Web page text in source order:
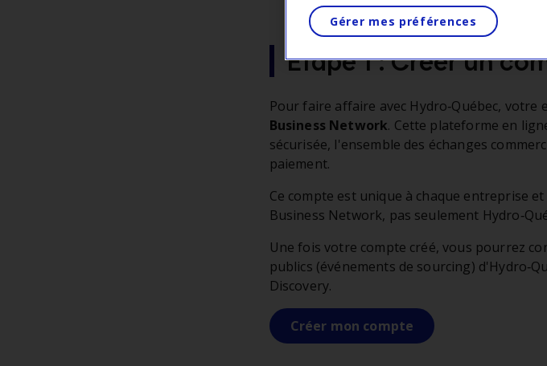
Étape 1 : Créer un
Pour faire affaire avec Hydro‑Québec,
Business Network. Cette plateforme en
sécurisée, l'ensemble des échanges
paiement.
Ce compte est unique à chaque entreprise
Business Network, pas seulement
Une fois votre compte créé, vous pourrez
publics (événements de sourcing)
Discovery.
Créer mon compte
Gérer mes préférences